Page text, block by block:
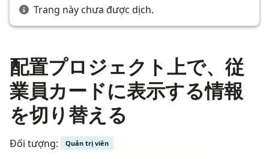
Trang này chưa được dịch.
配置プロジェクト上で、従
業員カードに表示する情報
を切り替える
Đối tượng: Quản trị viên